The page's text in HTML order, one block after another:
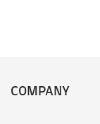
COMPANY